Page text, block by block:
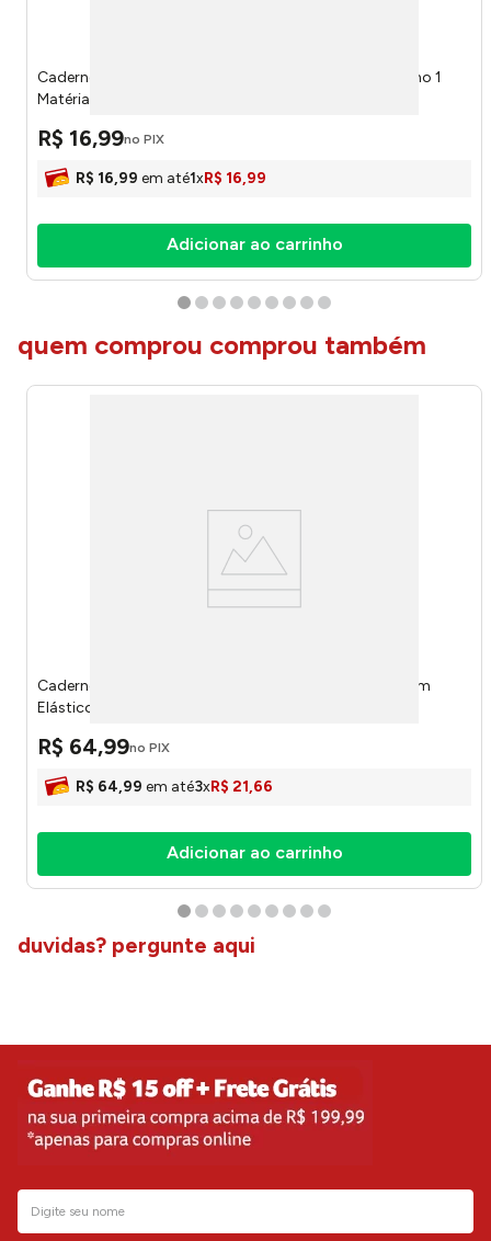
Caderno Universitário Espiral Capa Dura Kbom Feminino 1
Matéria 96 Folhas Sortido 10156 - Animativa
R$ 16,99no PIX
R$ 16,99 em até1xR$ 16,99
Adicionar ao carrinho
quem comprou comprou também
Caderno Colegial Smart Lume Follow Your Dreams Com
Elástico 80 Folhas 5513 - Dac
R$ 64,99no PIX
R$ 64,99 em até3xR$ 21,66
Adicionar ao carrinho
duvidas? pergunte aqui